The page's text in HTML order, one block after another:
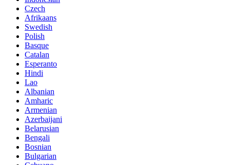
Czech
Afrikaans
Swedish
Polish
Basque
Catalan
Esperanto
Hindi
Lao
Albanian
Amharic
Armenian
Azerbaijani
Belarusian
Bengali
Bosnian
Bulgarian